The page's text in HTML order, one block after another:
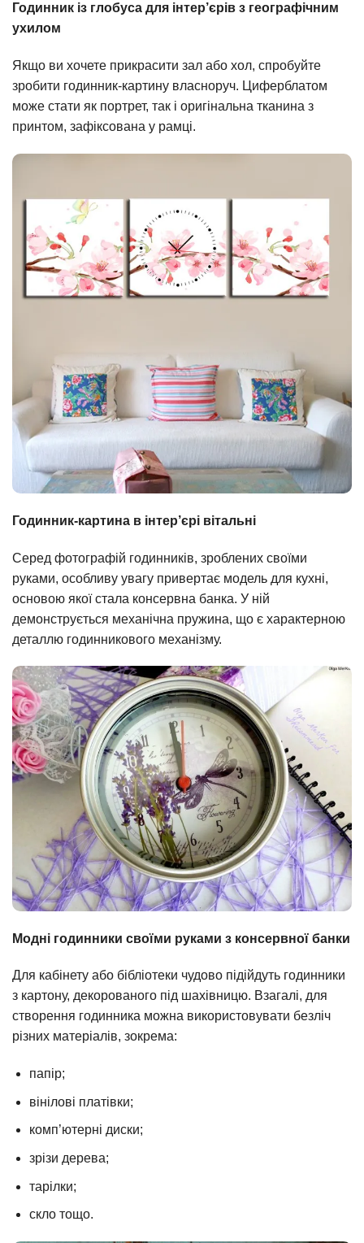
Годинник із глобуса для інтер’єрів з географічним
ухилом
Якщо ви хочете прикрасити зал або хол, спробуйте
зробити годинник-картину власноруч. Циферблатом
може стати як портрет, так і оригінальна тканина з
принтом, зафіксована у рамці.
Годинник-картина в інтер’єрі вітальні
Серед фотографій годинників, зроблених своїми
руками, особливу увагу привертає модель для кухні,
основою якої стала консервна банка. У ній
демонструється механічна пружина, що є характерною
деталлю годинникового механізму.
Модні годинники своїми руками з консервної банки
Для кабінету або бібліотеки чудово підійдуть годинники
з картону, декорованого під шахівницю. Взагалі, для
створення годинника можна використовувати безліч
різних матеріалів, зокрема:
папір;
вінілові платівки;
комп’ютерні диски;
зрізи дерева;
тарілки;
скло тощо.